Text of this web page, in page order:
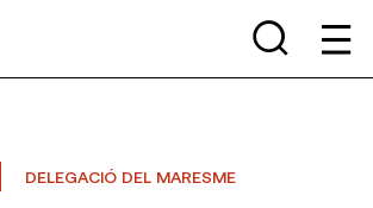
DELEGACIÓ DEL MARESME